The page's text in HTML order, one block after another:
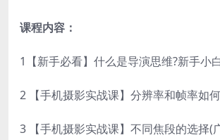
课程内容：
1【新手必看】什么是导演思维?新手小
2 【手机摄影实战课】分辨率和帧率如
3 【手机摄影实战课】不同焦段的选择(